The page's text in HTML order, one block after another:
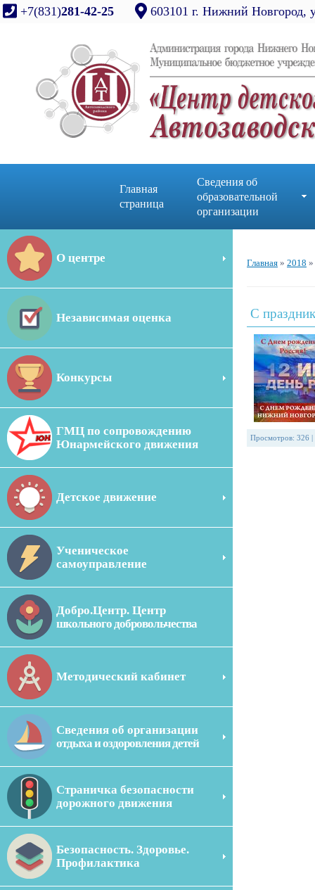
+7(831)281-42-25 603101 г. Нижний Новгород,
Главная
страница
Сведения об
образовательной
организации
О центре
Независимая оценка
Конкурсы
ГМЦ по сопровождению
Юнармейского движения
Детское движение
Ученическое
самоуправление
Добро.Центр. Центр
школьного добровольчества
Методический кабинет
Сведения об организации
отдыха и оздоровления детей
Страничка безопасности
дорожного движения
Безопасность. Здоровье.
Профилактика
Главная » 2018 »
C
Просмотров: 326